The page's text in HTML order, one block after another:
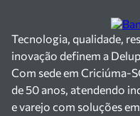
Tecnologia, qualidade,
inovação definem a
Com sede em Criciúma-
de 50 anos, atendendo
e varejo com soluções